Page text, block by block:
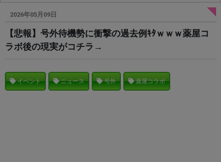
Powered by livedoor 相互RSS
2026年05月09日
【悲報】号外待機勢に衝撃の過去例ｷﾀｗｗｗ薬屋コ
ラボ後の現実がコチラ→
イベント ニュース 号外 薬屋コラボ